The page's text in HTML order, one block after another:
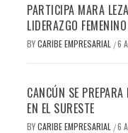
PARTICIPA MARA
LIDERAZGO FEMENINO
BYCARIBE EMPRESARIAL /6
CANCÚN SE
EN EL SURESTE
BYCARIBE EMPRESARIAL /6